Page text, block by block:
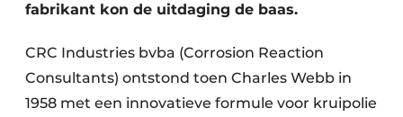
fabrikant kon de uitdaging de baas.
CRC Industries bvba (Corrosion Reaction
Consultants) ontstond toen Charles Webb in
1958 met een innovatieve formule voor kruipolie